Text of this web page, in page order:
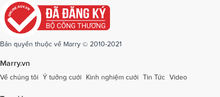
Dịch vụ cưới tại Quảng Ngãi
Dịch vụ cưới tại Quảng Ninh
Dịch vụ cưới tại Sóc Trăng Dịch vụ cưới tại Sơn La
Dịch vụ cưới tại Thái Bình Dịch vụ cưới tại Thanh Hóa
Dịch vụ cưới tại Thừa Thiên - Huế
Bản quyền thuộc về Marry © 2010-2021
Marry.vn
Về chúng tôi Ý tưởng cưới Kinh nghiệm cưới Tin Tức Video